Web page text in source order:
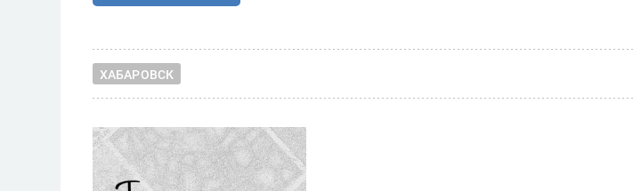
ХАБАРОВСК